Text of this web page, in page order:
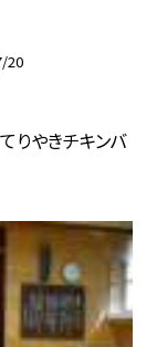
20
てりやきチキンバ